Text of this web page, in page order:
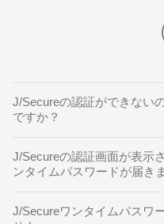
J/Secureの認証ができない
ですか？
J/Secureの認証画面が表示
ンタイムパスワードが届き
J/Secureワンタイムパスワ